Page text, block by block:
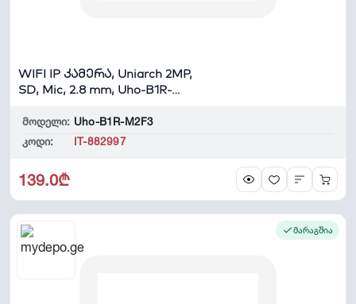
WIFI IP კამერა, Uniarch 2MP,
SD, Mic, 2.8 mm, Uho-B1R-
მოდელი: Uho-B1R-M2F3
კოდი:
IT-882997
139.0₾
მარაგშია